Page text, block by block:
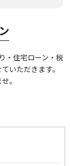
・住宅ローン・税
いただきます。
。